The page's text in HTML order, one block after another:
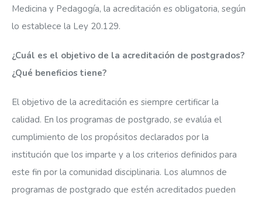
Medicina y Pedagogía, la acreditación es obligatoria, según
lo establece la Ley 20.129.
¿Cuál es el objetivo de la acreditación de postgrados?
¿Qué beneficios tiene?
El objetivo de la acreditación es siempre certificar la
calidad. En los programas de postgrado, se evalúa el
cumplimiento de los propósitos declarados por la
institución que los imparte y a los criterios definidos para
este fin por la comunidad disciplinaria. Los alumnos de
programas de postgrado que estén acreditados pueden